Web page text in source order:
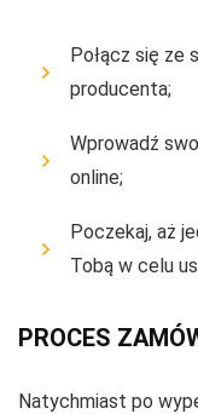
Połącz się ze
producenta;
Wprowadź
online;
Poczekaj, aż
Tobą w celu
PROCES
Natychmiast po